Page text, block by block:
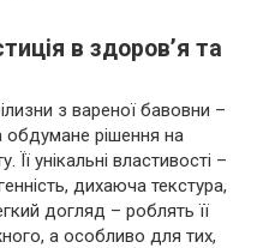
в здоров’я та
з вареної бавовни –
рішення на
унікальні властивості –
дихаюча текстура,
догляд – роблять її
а особливо для тих,